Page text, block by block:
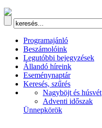
Programajánló
Beszámolóink
Legutóbbi bejegyzések
Állandó híreink
Eseménynaptár
Keresés, szűrés
Nagyböjt és húsvét
Adventi időszak
Ünnepkörök